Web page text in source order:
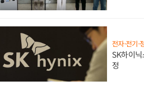
전자·전기·
SK하이
정